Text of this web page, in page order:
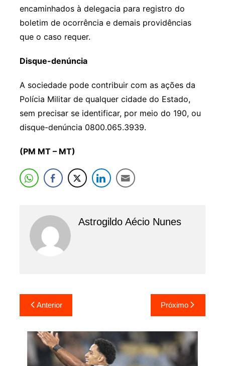
encaminhados à delegacia para registro do
boletim de ocorrência e demais providências
que o caso requer.
Disque-denúncia
A sociedade pode contribuir com as ações da
Polícia Militar de qualquer cidade do Estado,
sem precisar se identificar, por meio do 190, ou
disque-denúncia 0800.065.3939.
(PM MT – MT)
Astrogildo Aécio Nunes
Navegação
de
Post
Anterior Próximo